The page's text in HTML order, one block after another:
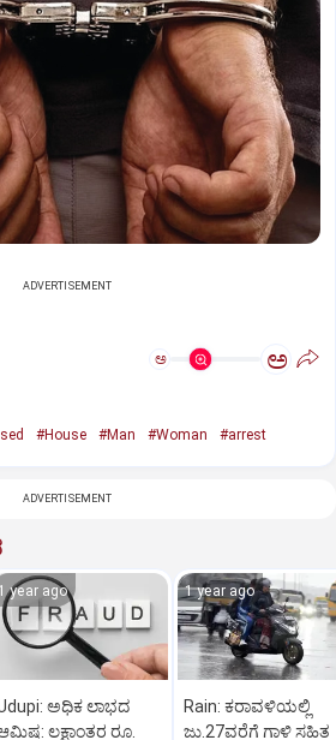
ADVERTISEMENT
ಅ ಅ
#House #Man #Woman #arrest
ADVERTISEMENT
1 year ago
ಅಧಿಕ ಲಾಭದ
ಲಕ್ಷಾಂತರ ರೂ.
1 year ago
Rain: ಕರಾವಳಿಯಲ್ಲಿ
ಜು.27ವರೆಗೆ ಗಾಳಿ ಸಹಿತ